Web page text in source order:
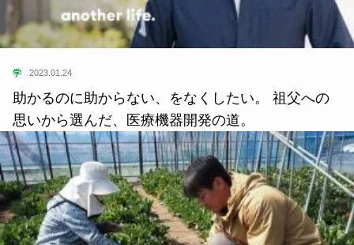
学 2023.01.24
助かるのに助からない、をなくしたい。 祖父への
思いから選んだ、医療機器開発の道。